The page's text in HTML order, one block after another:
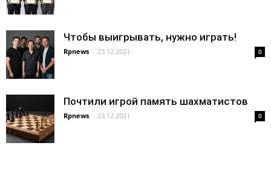
Чтобы выигрывать, нужно играть!
Rpnews - 23.12.2021 0
Почтили игрой память шахматистов
Rpnews - 23.12.2021 0